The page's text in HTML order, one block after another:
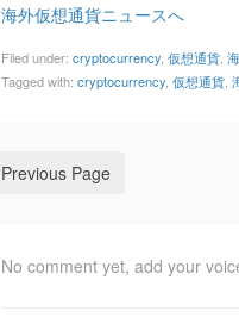
海外仮想通貨ニュースへ
Filed under: cryptocurrency 仮想通貨
Tagged with: cryptocurrency 仮想通貨
Previous Page
No comment yet, add your